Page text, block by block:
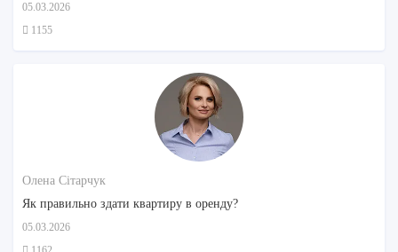
05.03.2026
1155
Олена Сітарчук
Як правильно здати квартиру в оренду?
05.03.2026